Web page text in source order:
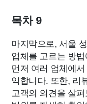
목차 9
마지막으로, 서울
업체를 고르는 방
먼저 여러 업체에
익합니다. 또한, 리
고객의 의견을 살